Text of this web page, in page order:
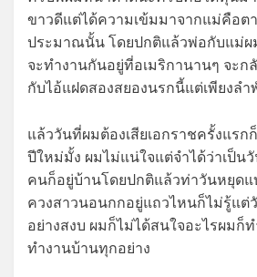
ขาวดีแต่ได้ความเข้มมาจากแม่คือต
ประมาณนั้น โดยปกติแล้วพ่อกับแม่ผ
จะทำงานกันอยู่ที่อเมริกานานๆ จะก
กับไอ้แฝดสองสยองนรกนี้แต่เพียงลำ
แล้ววันที่ผมต้องเสียเอกราชครั้งแร
ปีใหม่มั้ง ผมไม่แน่ใจแต่จำได้ว่าเป็น
คนก็อยู่บ้านโดยปกติแล้วท่าวันหยุด
ควงสาวนอนกกอยู่แถวไหนก็ไม่รู้แ
อย่างสงบ ผมก็ไม่ได้สนใจอะไรผมก็
ทำงานบ้านทุกอย่าง